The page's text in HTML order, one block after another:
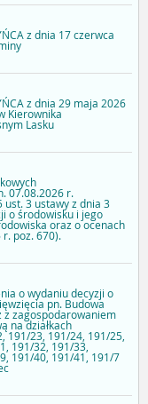
z dnia 17 czerwca
z dnia 29 maja 2026
Kierownika
Lasku
07.08.2026 r.
3 ustawy z dnia 3
o środowisku i jego
oraz o ocenach
r. poz. 670).
o wydaniu decyzji o
pn. Budowa
z zagospodarowaniem
na działkach
191/23, 191/24, 191/25,
191/32, 191/33,
191/40, 191/41, 191/7